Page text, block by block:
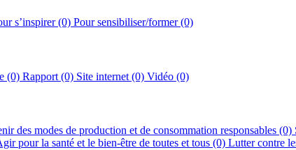
s’inspirer (0) Pour sensibiliser/former (0)
(0) Rapport (0) Site internet (0) Vidéo (0)
des modes de production et de consommation responsables (0)
pour la santé et le bien-être de toutes et tous (0) Lutter contre